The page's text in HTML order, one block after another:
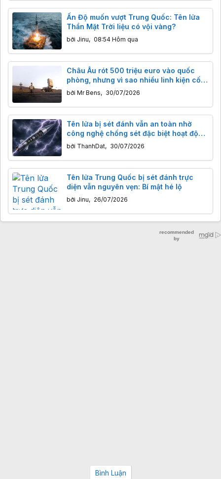
Ấn Độ muốn vượt Trung Quốc: Tên lửa
Thần Mặt Trời liệu có vội vàng?
bởi Jinu, 08:54 Hôm qua
Châu Âu rót 500 triệu euro vào quốc
phòng, nhưng vì sao nhiều linh kiện cốt
lõi vẫn được cho là đến từ Trung Quốc?
bởi Mr Bens, 30/07/2026
Tên lửa bị sét đánh vẫn an toàn nhờ
công nghệ chống sét đặc biệt hoạt động
ra sao?
bởi ThanhDat, 30/07/2026
Tên lửa Trung Quốc bị sét đánh trực
diện vẫn nguyên vẹn: Bí mật hé lộ
bởi Jinu, 26/07/2026
Bình Luận